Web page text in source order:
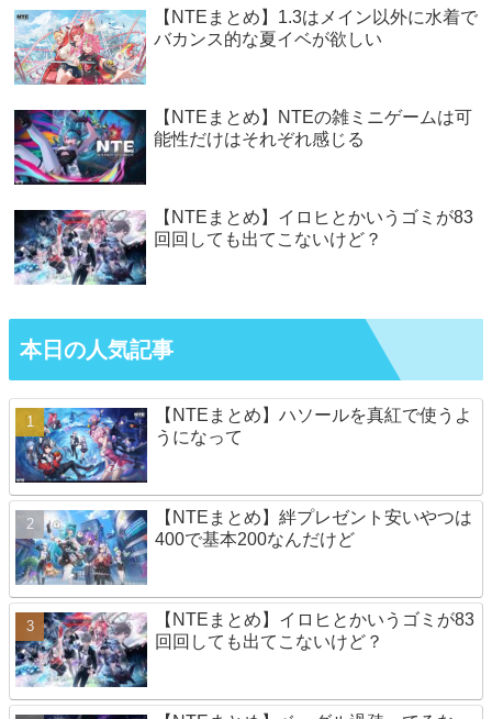
【NTEまとめ】1.3はメイン以外に水着で
バカンス的な夏イベが欲しい
【NTEまとめ】NTEの雑ミニゲームは可
能性だけはそれぞれ感じる
【NTEまとめ】イロヒとかいうゴミが83
回回しても出てこないけど？
本日の人気記事
【NTEまとめ】ハソールを真紅で使うよ
うになって
【NTEまとめ】絆プレゼント安いやつは
400で基本200なんだけど
【NTEまとめ】イロヒとかいうゴミが83
回回しても出てこないけど？